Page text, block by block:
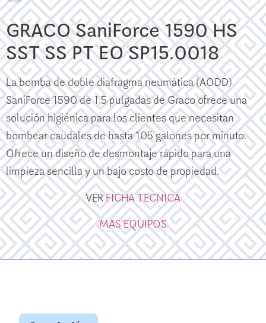
GRACO SaniForce 1590 HS
SST SS PT EO SP15.0018
La bomba de doble diafragma neumática (AODD)
SaniForce 1590 de 1,5 pulgadas de Graco ofrece una
solución higiénica para los clientes que necesitan
bombear caudales de hasta 105 galones por minuto.
Ofrece un diseño de desmontaje rápido para una
limpieza sencilla y un bajo costo de propiedad.
VERFICHA TECNICA
MAS EQUIPOS